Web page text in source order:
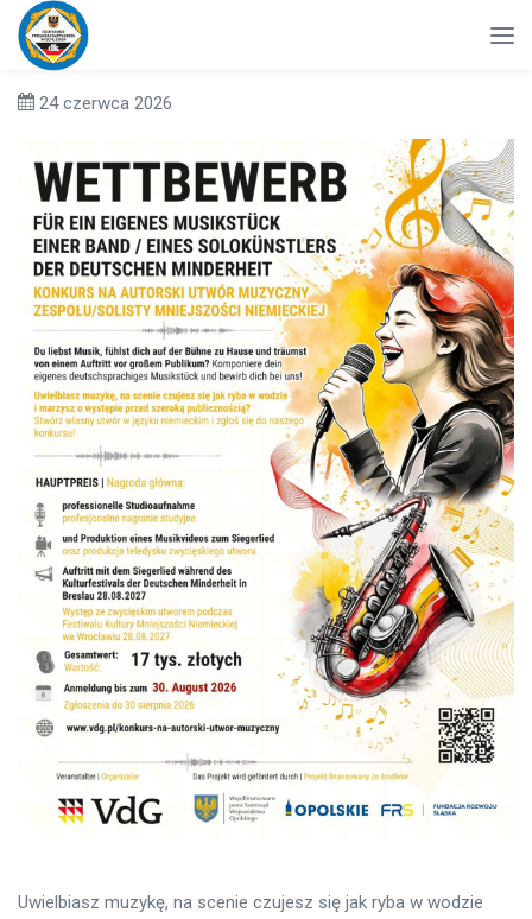
24 czerwca 2026
Uwielbiasz muzykę, na scenie czujesz się jak ryba w wodzie